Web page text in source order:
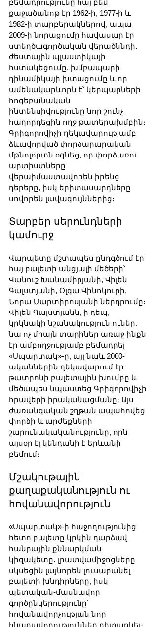
բեմադրությունը հայ բեմ
քաջածանոթ էր 1962-ի, 1977-ի և
1982-ի տարբերակներով, ապա
2009-ի նորացումը հավասար էր
ստեղծագործական վերածննդի․
ժեստային պլաստիկայի
հստակեցումը, խմբապարի
դինամիկայի խտացումը և որ
ամենակարևորն է՝ կերպարների
հոգեբանական
ինտենսիվությունը նոր շունչ
հաղորդեցին ողջ թատերախմբին։
Գրիգորովիչի ղեկավարությամբ
ձևավորված փորձարարական
մթնոլորտն օգնեց, որ փորձառու
արտիստները
վերաիմաստավորեն իրենց
դերերը, իսկ երիտասարդները
սովորեն լավագույններից։
Տարբեր սերունդների
կամուրջ
Վարպետը մշտապես ընդգծում էր
հայ բալետի անցյալի մեծերի՝
Վանուշ Խանամիրյանի, Վիլեն
Գալստյանի, Օլգա Վինոկուրի,
Նորա Մարտիրոսյանի ներդրումը։
Վիլեն Գալստյանն, ի դեպ,
կրկնակի նշանակություն ուներ.
նա ոչ միայն տարիներ առաջ ինքն
էր ամբողջությամբ բեմադրել
«Սպարտակ»-ը, այլ նաև 2000-
ականներին ղեկավարում էր
թատրոնի բալետային խումբը և
մեծապես նպաստեց Գրիգորովիչի
հրավերի իրականացմանը։ Այս
ժառանգական շղթան ապահովեց
փորձի և արժեքների
շարունակականությունը, որն
այսօր էլ կենդանի է Երևանի
բեմում։
Մշակութային
քաղաքականություն ու
հովանավորություն
«Սպարտակ»-ի հաջողությունից
հետո բալետը կրկին դարձավ
հանրային քննարկման
կիզակետը․ լրատվամիջոցները
սկսեցին լայնորեն լուսաբանել
բալետի խնդիրները, իսկ
պետական-մասնավոր
գործընկերությունը՝
հովանավորչության նոր
հնարավորություններ դիտարկել։